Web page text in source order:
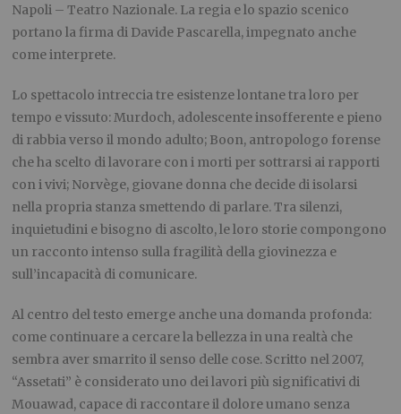
Napoli – Teatro Nazionale. La regia e lo spazio scenico
portano la firma di Davide Pascarella, impegnato anche
come interprete.
Lo spettacolo intreccia tre esistenze lontane tra loro per
tempo e vissuto: Murdoch, adolescente insofferente e pieno
di rabbia verso il mondo adulto; Boon, antropologo forense
che ha scelto di lavorare con i morti per sottrarsi ai rapporti
con i vivi; Norvège, giovane donna che decide di isolarsi
nella propria stanza smettendo di parlare. Tra silenzi,
inquietudini e bisogno di ascolto, le loro storie compongono
un racconto intenso sulla fragilità della giovinezza e
sull’incapacità di comunicare.
Al centro del testo emerge anche una domanda profonda:
come continuare a cercare la bellezza in una realtà che
sembra aver smarrito il senso delle cose. Scritto nel 2007,
“Assetati” è considerato uno dei lavori più significativi di
Mouawad, capace di raccontare il dolore umano senza